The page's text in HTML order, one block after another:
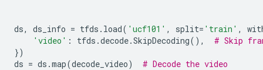
ds, ds_info = tfds . load( 'ucf101' , split= 'train' ,
'video' : tfds .decode.SkipDecoding(),
# Skip
})
ds = ds .map(decode_video) # Decode the video